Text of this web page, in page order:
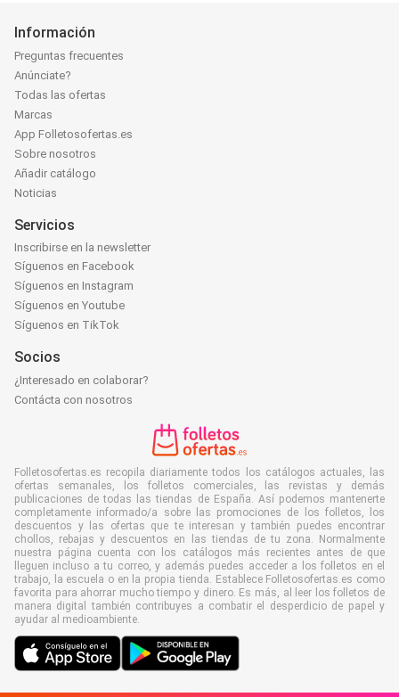
Información
Preguntas frecuentes
Anúnciate?
Todas las ofertas
Marcas
App Folletosofertas.es
Sobre nosotros
Añadir catálogo
Noticias
Servicios
Inscribirse en la newsletter
Síguenos en Facebook
Síguenos en Instagram
Síguenos en Youtube
Síguenos en TikTok
Socios
¿Interesado en colaborar?
Contácta con nosotros
Folletosofertas.es recopila diariamente todos los catálogos actuales, las
ofertas semanales, los folletos comerciales, las revistas y demás
publicaciones de todas las tiendas de España. Así podemos mantenerte
completamente informado/a sobre las promociones de los folletos, los
descuentos y las ofertas que te interesan y también puedes encontrar
chollos, rebajas y descuentos en las tiendas de tu zona. Normalmente
nuestra página cuenta con los catálogos más recientes antes de que
lleguen incluso a tu correo, y además puedes acceder a los folletos en el
trabajo, la escuela o en la propia tienda. Establece Folletosofertas.es como
favorita para ahorrar mucho tiempo y dinero. Es más, al leer los folletos de
manera digital también contribuyes a combatir el desperdicio de papel y
ayudar al medioambiente.